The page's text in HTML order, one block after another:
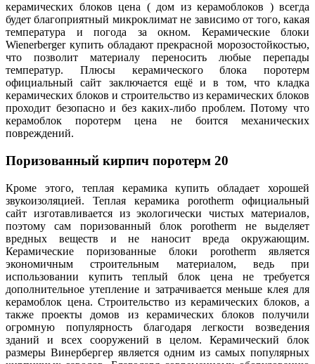
керамических блоков цена ( дом из керамоблоков ) всегда
будет благоприятный микроклимат не зависимо от того, какая
температура и погода за окном. Керамические блоки
Wienerberger купить обладают прекрасной морозостойкостью,
что позволит материалу переносить любые перепады
температур. Плюсы керамического блока поротерм
официальный сайт заключается ещё и в том, что кладка
керамических блоков и строительство из керамических блоков
проходит безопасно и без каких-либо проблем. Потому что
керамоблок поротерм цена не боится механических
повреждений.
Поризованный кирпич поротерм 20
Кроме этого, теплая керамика купить обладает хорошей
звукоизоляцией. Теплая керамика porotherm официальный
сайт изготавливается из экологически чистых материалов,
поэтому сам поризованный блок porotherm не выделяет
вредных веществ и не наносит вреда окружающим.
Керамические поризованные блоки porotherm является
экономичным строительным материалом, ведь при
использовании купить теплый блок цена не требуется
дополнительное утепление и затрачивается меньше клея для
керамоблок цена. Строительство из керамических блоков, а
также проекты домов из керамических блоков получили
огромную популярность благодаря легкости возведения
зданий и всех сооружений в целом. Керамический блок
размеры Винербергер является одним из самых популярных